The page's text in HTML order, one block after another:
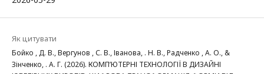
Як цитувати
Бойко , Д. В., Вергунов , С. В., Іванова, . Н. В., Радченко , А. О., &
Зінченко, . А. Г. (2026). КОМП’ЮТЕРНІ ТЕХНОЛОГІЇ В ДИЗАЙНІ